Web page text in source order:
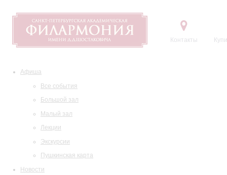
Контакты
Афиша
Все события
Большой зал
Малый зал
Лекции
Экскурсии
Пушкинская карта
Новости